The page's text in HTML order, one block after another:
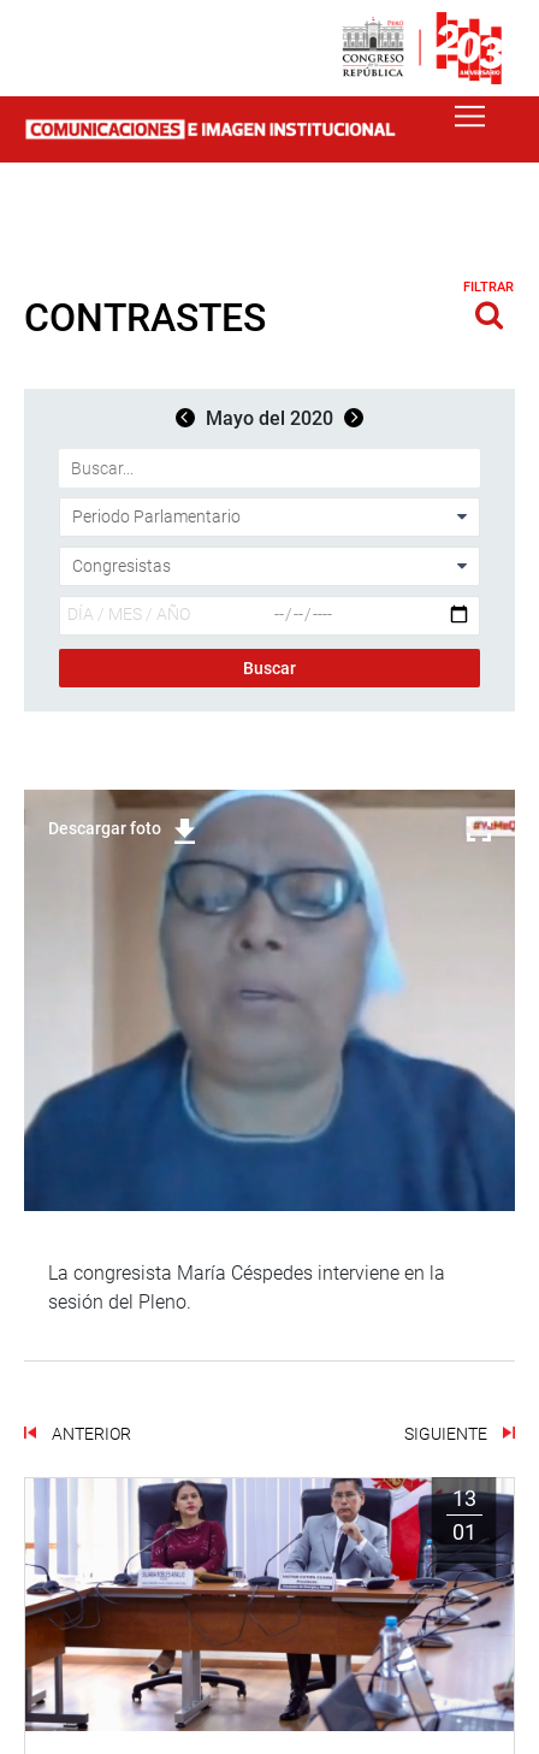
CONTRASTES
FILTRAR
Mayo del 2020
Descargar foto
La congresista María Céspedes interviene en la
sesión del Pleno.
ANTERIOR SIGUIENTE
13
01